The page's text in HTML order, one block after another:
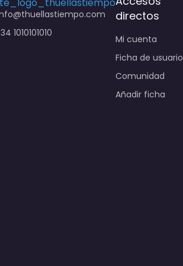
1010101010
directos
Mi cuenta
Ficha de usuario
Comunidad
Añadir ficha